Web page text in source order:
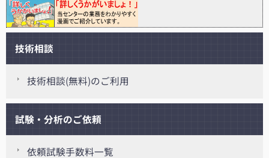
技術相談
技術相談(無料)のご利用
試験・分析のご依頼
依頼試験手数料一覧